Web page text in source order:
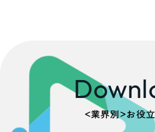
＜業界別＞お役